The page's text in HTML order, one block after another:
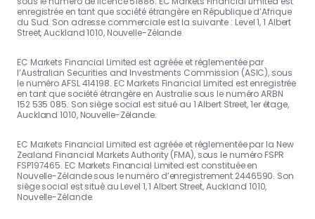
enregistrée en tant que société étrangère en République d’Afrique
du Sud. Son adresse commerciale est la suivante : Level 1, 1 Albert
Street, Auckland 1010, Nouvelle-Zélande.
EC Markets Financial Limited est agréée et réglementée par
l’Australian Securities and Investments Commission (ASIC), sous
le numéro AFSL 414198. EC Markets Financial Limited est enregistrée
en tant que société étrangère en Australie sous le numéro ARBN
152 535 085. Son siège social est situé au 1 Albert Street, 1er étage,
Auckland 1010, Nouvelle-Zélande.
EC Markets Financial Limited est agréée et réglementée par la New
Zealand Financial Markets Authority (FMA), sous le numéro FSPR
FSP197465. EC Markets Financial Limited est constituée en
Nouvelle-Zélande sous le numéro d’enregistrement 2446590. Son
siège social est situé au Level 1, 1 Albert Street, Auckland 1010,
Nouvelle-Zélande.